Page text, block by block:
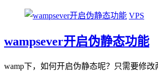
VPS
wampsever开启伪静态功能
wamp下，如何开启伪静态呢？只需要修